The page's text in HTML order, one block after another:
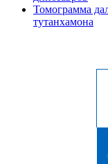
Томограмма
тутанхамона